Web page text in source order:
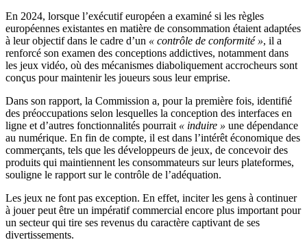
En 2024, lorsque l’exécutif européen a examiné si les règles
européennes existantes en matière de consommation étaient adaptées
à leur objectif dans le cadre d’un « contrôle de conformité », il a
renforcé son examen des conceptions addictives, notamment dans
les jeux vidéo, où des mécanismes diaboliquement accrocheurs sont
conçus pour maintenir les joueurs sous leur emprise.
Dans son rapport, la Commission a, pour la première fois, identifié
des préoccupations selon lesquelles la conception des interfaces en
ligne et d’autres fonctionnalités pourrait « induire » une dépendance
au numérique. En fin de compte, il est dans l’intérêt économique des
commerçants, tels que les développeurs de jeux, de concevoir des
produits qui maintiennent les consommateurs sur leurs plateformes,
souligne le rapport sur le contrôle de l’adéquation.
Les jeux ne font pas exception. En effet, inciter les gens à continuer
à jouer peut être un impératif commercial encore plus important pour
un secteur qui tire ses revenus du caractère captivant de ses
divertissements.